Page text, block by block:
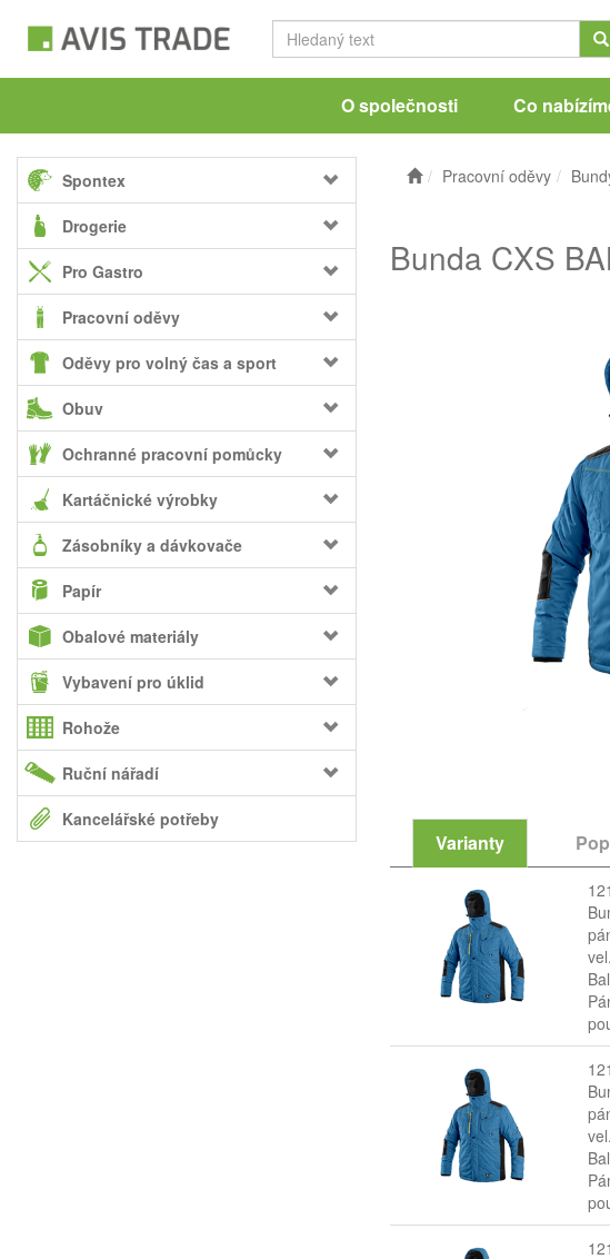
O společnosti Co
Spontex
Drogerie
Pro Gastro
Pracovní oděvy
Oděvy pro volný čas a sport
Obuv
Ochranné pracovní pomůcky
Kartáčnické výrobky
Zásobníky a dávkovače
Papír
Obalové materiály
Vybavení pro úklid
Rohože
Ruční nářadí
Kancelářské potřeby
Pracovní oděvy
Bunda CXS
Varianty